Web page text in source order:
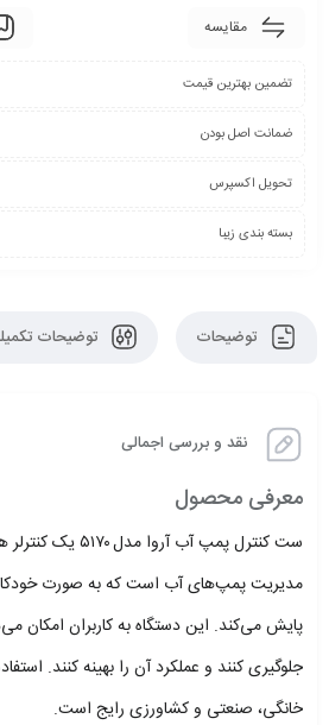
مقایسه
تضمین بهترین قیمت
ضمانت اصل بودن
تحویل اکسپرس
بسته بندی زیبا
توضیحات توضیحات
نقد و بررسی اجمالی
معرفی محصول
ست کنترل پمپ آب
مدیریت پمپ‌های آب است که به صورت
پایش می‌کند. این دستگاه به کاربران امکان
جلوگیری کنند و عملکرد آن را بهینه کنند.
خانگی، صنعتی و کشاورزی رایج است.